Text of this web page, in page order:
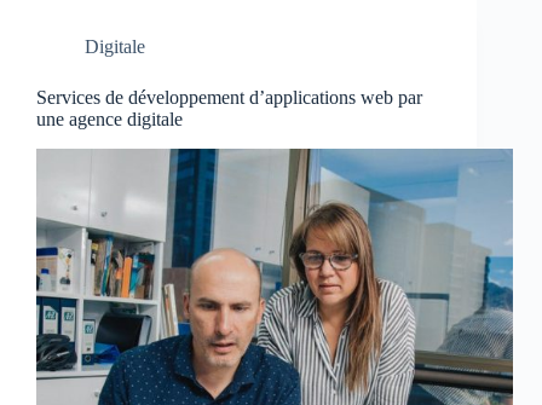
Digitale
Services de développement d’applications web par
une agence digitale